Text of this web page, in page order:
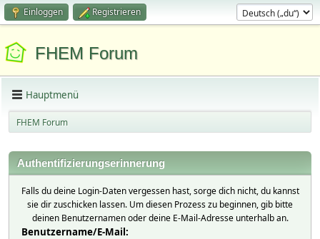
Einloggen Registrieren
FHEM Forum
Hauptmenü
FHEM Forum
Authentifizierungserinnerung
Falls du deine Login-Daten vergessen hast, sorge dich nicht, du kannst
sie dir zuschicken lassen. Um diesen Prozess zu beginnen, gib bitte
deinen Benutzernamen oder deine E-Mail-Adresse unterhalb an.
Benutzername/E-Mail: